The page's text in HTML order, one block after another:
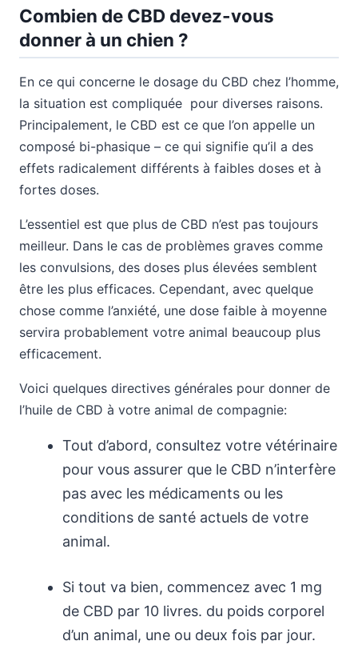
Combien de CBD devez-vous
donner à un chien ?
En ce qui concerne le dosage du CBD chez l’homme,
la situation est compliquée pour diverses raisons.
Principalement, le CBD est ce que l’on appelle un
composé bi-phasique – ce qui signifie qu’il a des
effets radicalement différents à faibles doses et à
fortes doses.
L’essentiel est que plus de CBD n’est pas toujours
meilleur. Dans le cas de problèmes graves comme
les convulsions, des doses plus élevées semblent
être les plus efficaces. Cependant, avec quelque
chose comme l’anxiété, une dose faible à moyenne
servira probablement votre animal beaucoup plus
efficacement.
Voici quelques directives générales pour donner de
l’huile de CBD à votre animal de compagnie:
Tout d’abord, consultez votre vétérinaire
pour vous assurer que le CBD n’interfère
pas avec les médicaments ou les
conditions de santé actuels de votre
animal.
Si tout va bien, commencez avec 1 mg
de CBD par 10 livres. du poids corporel
d’un animal, une ou deux fois par jour.